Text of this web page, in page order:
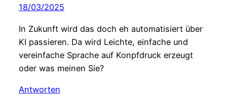
18/03/2025
In Zukunft wird das doch eh automatisiert über
KI passieren. Da wird Leichte, einfache und
vereinfache Sprache auf Konpfdruck erzeugt
oder was meinen Sie?
Antworten